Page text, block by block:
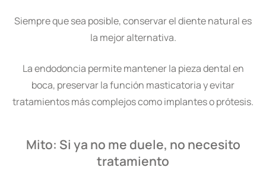
Siempre que sea posible, conservar el diente natural es
la mejor alternativa.
La endodoncia permite mantener la pieza dental en
boca, preservar la función masticatoria y evitar
tratamientos más complejos como implantes o prótesis.
Mito: Si ya no me duele, no necesito
tratamiento